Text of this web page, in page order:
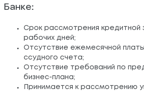
Банке:
Срок рассмотрения кредитной
рабочих дней;
Отсутствие ежемесячной
ссудного счета;
Отсутствие требований по
бизнес-плана;
Принимается к рассмотрению